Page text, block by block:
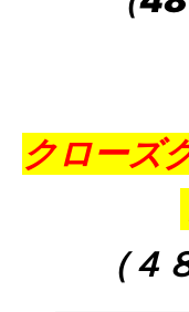
クローズ
（